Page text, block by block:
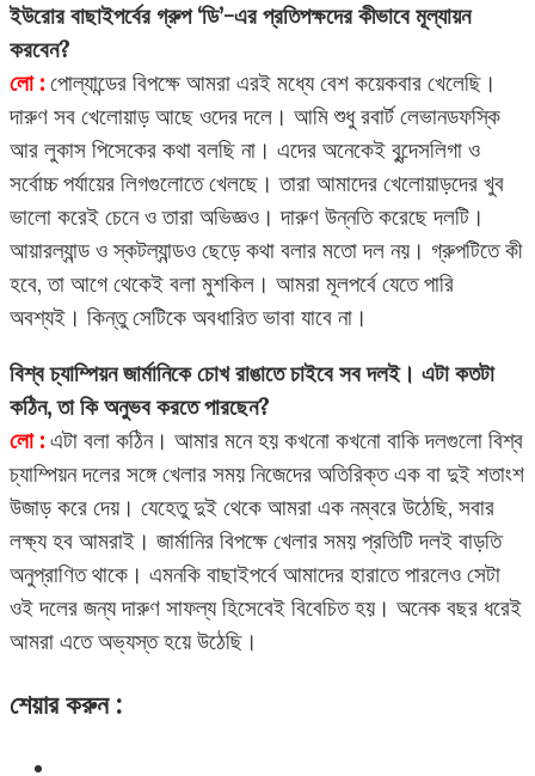
ইউরোর বাছাইপর্বের গ্রুপ ‘ডি’-এর প্রতিপক্ষদের কীভাবে মূল্যায়ন
করবেন?
লো : পোল্যান্ডের বিপক্ষে আমরা এরই মধ্যে বেশ কয়েকবার খেলেছি।
দারুণ সব খেলোয়াড় আছে ওদের দলে। আমি শুধু রবার্ট লেভানডফস্কি
আর লুকাস পিসেকের কথা বলছি না। এদের অনেকেই বুন্দেসলিগা ও
সর্বোচ্চ পর্যায়ের লিগগুলোতে খেলছে। তারা আমাদের খেলোয়াড়দের খুব
ভালো করেই চেনে ও তারা অভিজ্ঞও। দারুণ উন্নতি করেছে দলটি।
আয়ারল্যান্ড ও স্কটল্যান্ডও ছেড়ে কথা বলার মতো দল নয়। গ্রুপটিতে কী
হবে, তা আগে থেকেই বলা মুশকিল। আমরা মূলপর্বে যেতে পারি
অবশ্যই। কিন্তু সেটিকে অবধারিত ভাবা যাবে না।
বিশ্ব চ্যাম্পিয়ন জার্মানিকে চোখ রাঙাতে চাইবে সব দলই। এটা কতটা
কঠিন, তা কি অনুভব করতে পারছেন?
লো : এটা বলা কঠিন। আমার মনে হয় কখনো কখনো বাকি দলগুলো বিশ্ব
চ্যাম্পিয়ন দলের সঙ্গে খেলার সময় নিজেদের অতিরিক্ত এক বা দুই শতাংশ
উজাড় করে দেয়। যেহেতু দুই থেকে আমরা এক নম্বরে উঠেছি, সবার
লক্ষ্য হব আমরাই। জার্মানির বিপক্ষে খেলার সময় প্রতিটি দলই বাড়তি
অনুপ্রাণিত থাকে। এমনকি বাছাইপর্বে আমাদের হারাতে পারলেও সেটা
ওই দলের জন্য দারুণ সাফল্য হিসেবেই বিবেচিত হয়। অনেক বছর ধরেই
আমরা এতে অভ্যস্ত হয়ে উঠেছি।
শেয়ার করুন :